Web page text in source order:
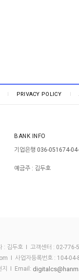
PRIVACY POLICY
BANK INFO
기업은행 036-051674-
예금주 : 김두호
: 김두호 I 고객센터 : 02-
I 사업자등록번호 : 104-04-
지 I Email: